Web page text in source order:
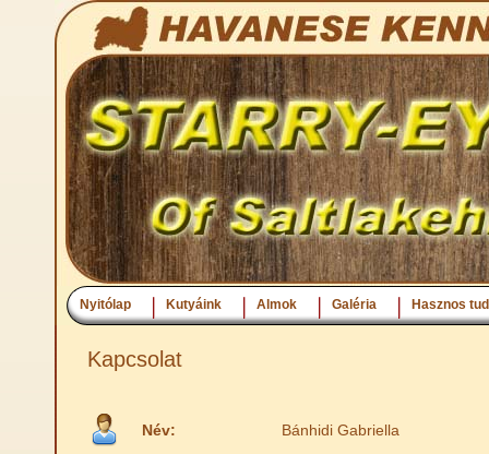
Nyitólap Kutyáink Almok Galéria Hasznos
Kapcsolat
Név: Bánhidi Gabriella